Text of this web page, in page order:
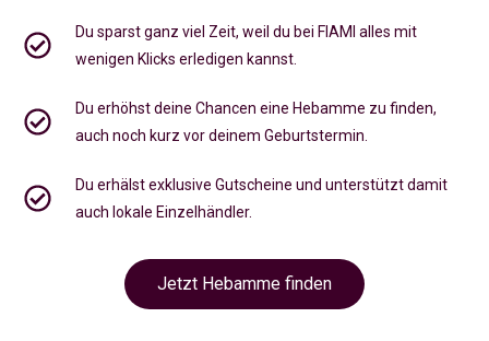
Du sparst ganz viel Zeit, weil du bei FIAMI alles mit
wenigen Klicks erledigen kannst.
Du erhöhst deine Chancen eine Hebamme zu finden,
auch noch kurz vor deinem Geburtstermin
Du erhälst exklusive Gutscheine und unterstützt damit
auch lokale Einzelhändler.
Jetzt Hebamme finden